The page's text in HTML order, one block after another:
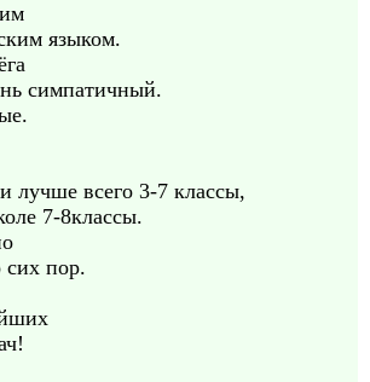
языком.
симпатичный.
лучше всего 3-7 классы,
7-8классы.
сих пор.